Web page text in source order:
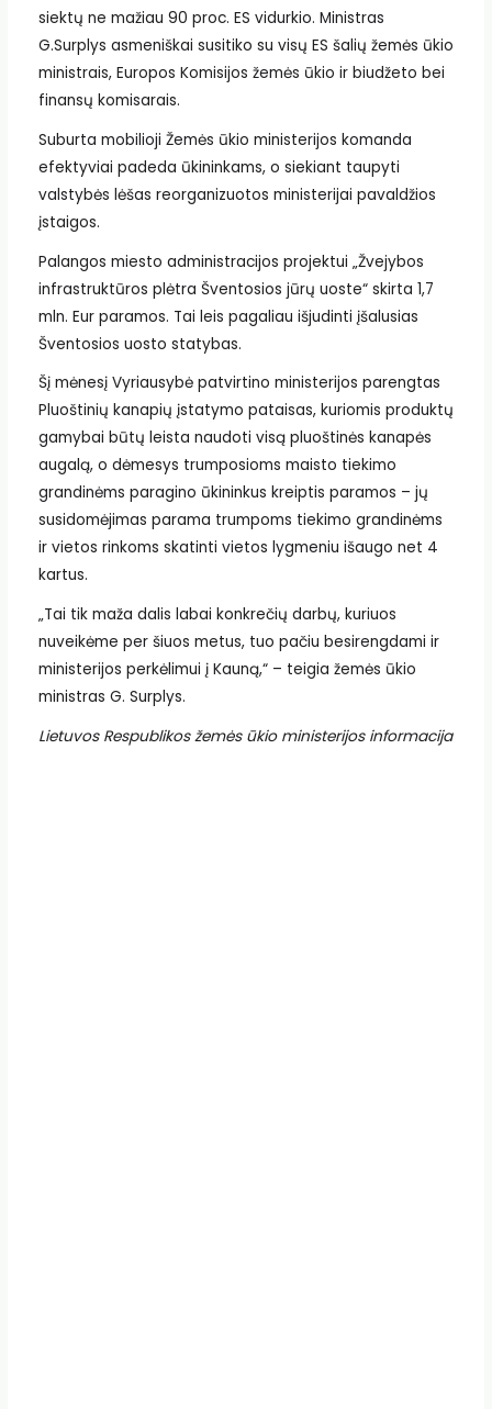
siektų ne mažiau 90 proc. ES vidurkio. Ministras
G.Surplys asmeniškai susitiko su visų ES šalių žemės ūkio
ministrais, Europos Komisijos žemės ūkio ir biudžeto bei
finansų komisarais.
Suburta mobilioji Žemės ūkio ministerijos komanda
efektyviai padeda ūkininkams, o siekiant taupyti
valstybės lėšas reorganizuotos ministerijai pavaldžios
įstaigos.
Palangos miesto administracijos projektui „Žvejybos
infrastruktūros plėtra Šventosios jūrų uoste“ skirta 1,7
mln. Eur paramos. Tai leis pagaliau išjudinti įšalusias
Šventosios uosto statybas.
Šį mėnesį Vyriausybė patvirtino ministerijos parengtas
Pluoštinių kanapių įstatymo pataisas, kuriomis produktų
gamybai būtų leista naudoti visą pluoštinės kanapės
augalą, o dėmesys trumposioms maisto tiekimo
grandinėms paragino ūkininkus kreiptis paramos – jų
susidomėjimas parama trumpoms tiekimo grandinėms
ir vietos rinkoms skatinti vietos lygmeniu išaugo net 4
kartus.
„Tai tik maža dalis labai konkrečių darbų, kuriuos
nuveikėme per šiuos metus, tuo pačiu besirengdami ir
ministerijos perkėlimui į Kauną,“ – teigia žemės ūkio
ministras G. Surplys.
Lietuvos Respublikos žemės ūkio ministerijos informacija